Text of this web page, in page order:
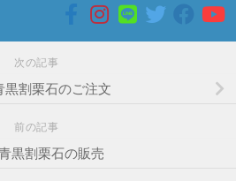
次の記事
黒割栗石のご注文
前の記事
黒割栗石の販売